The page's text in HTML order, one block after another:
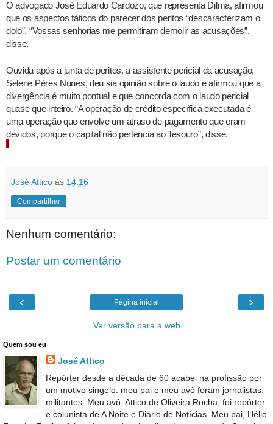
O advogado José Eduardo Cardozo, que representa Dilma, afirmou
que os aspectos fáticos do parecer dos peritos “descaracterizam o
dolo”. “Vossas senhorias me permitiram demolir as acusações”,
disse.
Ouvida após a junta de peritos, a assistente pericial da acusação,
Selene Péres Nunes, deu sia opinião sobre o laudo e afirmou que a
divergência é muito pontual e que concorda com o laudo pericial
quase que inteiro. “A operação de crédito específica executada é
uma operação que envolve um atraso de pagamento que eram
devidos, porque o capital não pertencia ao Tesouro”, disse.
José Attico às 14:16
Compartilhar
Nenhum comentário:
Postar um comentário
‹ ›
Página inicial
Ver versão para a web
Quem sou eu
José Attico
Repórter desde a década de 60 acabei na profissão por
um motivo singelo: meu pai e meu avô foram jornalistas,
militantes. Meu avô, Attico de Oliveira Rocha, foi repórter
e colunista de A Noite e Diário de Notícias. Meu pai, Hélio